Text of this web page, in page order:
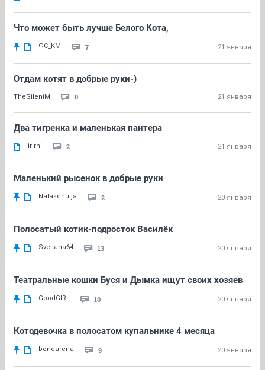
Что может быть лучше Белого Кота,
ФС_КМ 7 21 января
Отдам котят в добрые руки-)
TheSilentM 0 21 января
Два тигренка и маленькая пантера
irirni 2 21 января
Маленький рысенок в добрые руки
Nataschulja 2 20 января
Полосатый котик-подросток Василёк
Svetlana64 13 20 января
Театральные кошки Буся и Дымка ищут своих хозяев
GoodGIRL 10 20 января
Котодевочка в полосатом купальнике 4 месяца
bondarena 9 20 января